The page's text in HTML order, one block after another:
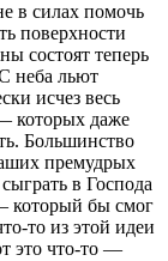
в силах помочь
поверхности
состоят теперь
неба льют
исчез весь
которых даже
Большинство
премудрых
в Господа
который бы смог
то из этой идеи
это что-то —